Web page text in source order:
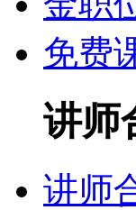
免费
讲师
讲师